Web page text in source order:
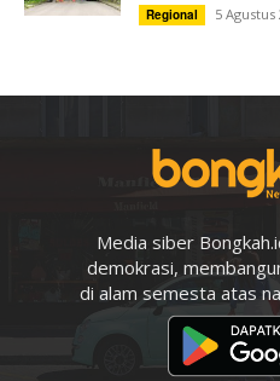
Regional 5 Agustus
Media siber
demokrasi,
di alam semesta atas